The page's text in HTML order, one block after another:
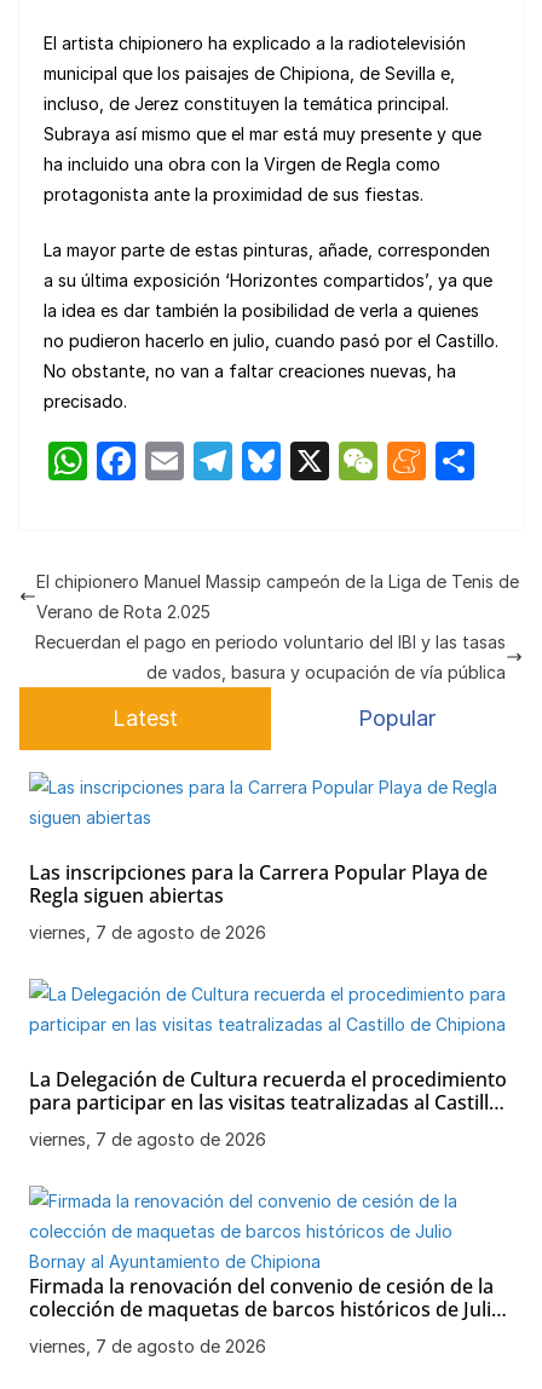
El artista chipionero ha explicado a la radiotelevisión
municipal que los paisajes de Chipiona, de Sevilla e,
incluso, de Jerez constituyen la temática principal.
Subraya así mismo que el mar está muy presente y que
ha incluido una obra con la Virgen de Regla como
protagonista ante la proximidad de sus fiestas.
La mayor parte de estas pinturas, añade, corresponden
a su última exposición ‘Horizontes compartidos’, ya que
la idea es dar también la posibilidad de verla a quienes
no pudieron hacerlo en julio, cuando pasó por el Castillo.
No obstante, no van a faltar creaciones nuevas, ha
precisado.
W
s
A
p
p
F
e
b
o
o
k
E
T
gr
m
Bl
s
y
X
W
h
M
e
m
e
p
tir
El chipionero Manuel Massip campeón de la Liga de Tenis de
Verano de Rota 2.025
Recuerdan el pago en periodo voluntario del IBI y las tasas
de vados, basura y ocupación de vía pública
Latest Popular
Las inscripciones para la Carrera Popular Playa de
Regla siguen abiertas
viernes, 7 de agosto de 2026
La Delegación de Cultura recuerda el procedimiento
para participar en las visitas teatralizadas al Castillo
de Chipiona
viernes, 7 de agosto de 2026
Firmada la renovación del convenio de cesión de la
colección de maquetas de barcos históricos de Julio
Bornay al Ayuntamiento de Chipiona
viernes, 7 de agosto de 2026